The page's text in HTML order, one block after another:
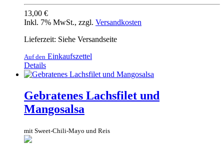
13,00 €
Inkl. 7% MwSt., zzgl. Versandkosten
Lieferzeit: Siehe Versandseite
Auf den Einkaufszettel
Details
Gebratenes Lachsfilet und
Mangosalsa
mit Sweet-Chili-Mayo und Reis